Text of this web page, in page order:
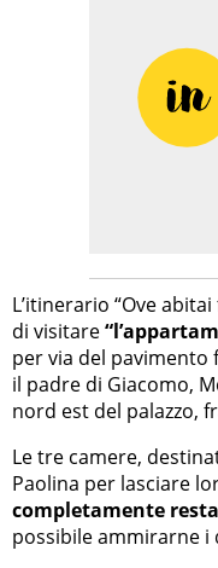
L’itinerario “Ove
di visitare
per via del
il padre di Giacomo,
nord est del palazzo,
Le tre camere,
Paolina per lasciare
completamente
possibile ammirarne